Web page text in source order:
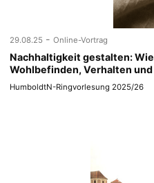
29.08.25 - Online-Vortrag
Nachhaltigkeit gestalten:
Wohlbefinden, Verhalten
HumboldtN-Ringvorlesung 2025/26